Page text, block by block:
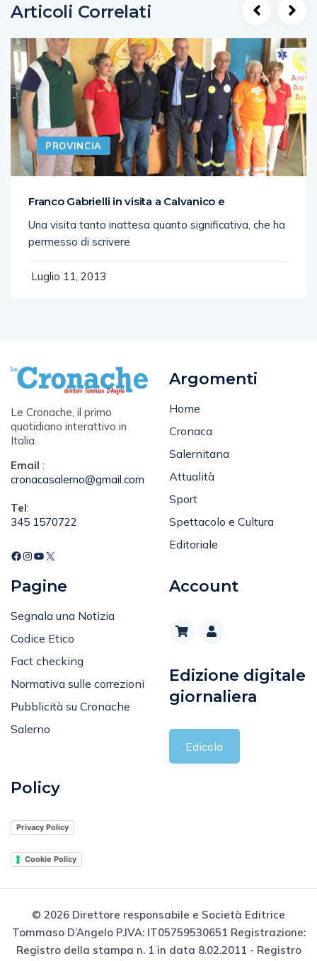
Articoli Correlati
PROVINCIA
Franco Gabrielli in visita a Calvanico e
Una visita tanto inattesa quanto significativa, che ha
permesso di scrivere
Luglio 11, 2013
Le Cronache, il primo
quotidiano interattivo in
Italia.
Email :
cronacasalerno@gmail.com
Tel:
345 1570722
Argomenti
Home
Cronaca
Salernitana
Attualità
Sport
Spettacolo e Cultura
Editoriale
Pagine
Segnala una Notizia
Codice Etico
Fact checking
Normativa sulle correzioni
Pubblicità su Cronache
Salerno
Account
Edizione digitale
giornaliera
Edicola
Policy
Privacy Policy
Cookie Policy
© 2026 Direttore responsabile e Società Editrice
Tommaso D’Angelo P.IVA: IT05759530651 Registrazione:
Registro della stampa n. 1 in data 8.02.2011 - Registro